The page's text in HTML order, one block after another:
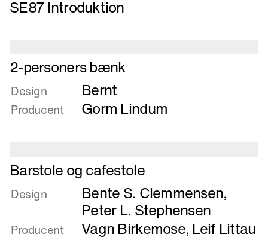
om
SE87 Introduktion
Læs
mere
om
2-
personers
2-personers bænk
Design Bernt
Producent Gorm Lindum
Læs
mere
om
cafestole
Barstole og cafestole
Design Bente S. Clemmensen,
Peter L. Stephensen
Producent Vagn Birkemose, Leif Littau